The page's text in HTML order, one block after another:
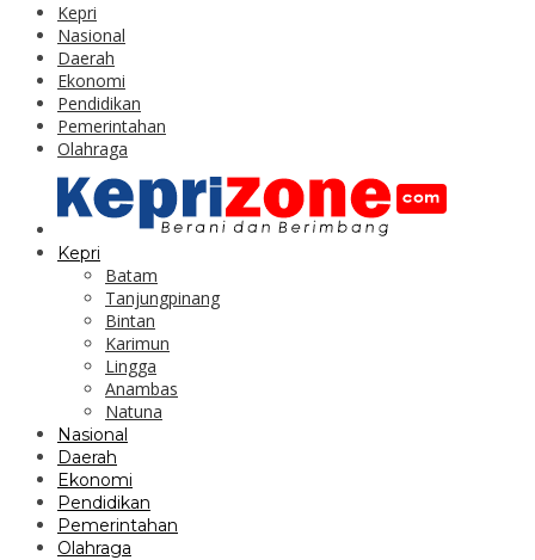
Kepri
Nasional
Daerah
Ekonomi
Pendidikan
Pemerintahan
Olahraga
Kepri
Batam
Tanjungpinang
Bintan
Karimun
Lingga
Anambas
Natuna
Nasional
Daerah
Ekonomi
Pendidikan
Pemerintahan
Olahraga